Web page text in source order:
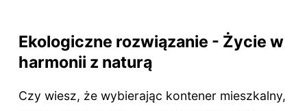
Ekologiczne rozwiązanie - Życie w
harmonii z naturą
Czy wiesz, że wybierając kontener mieszkalny,